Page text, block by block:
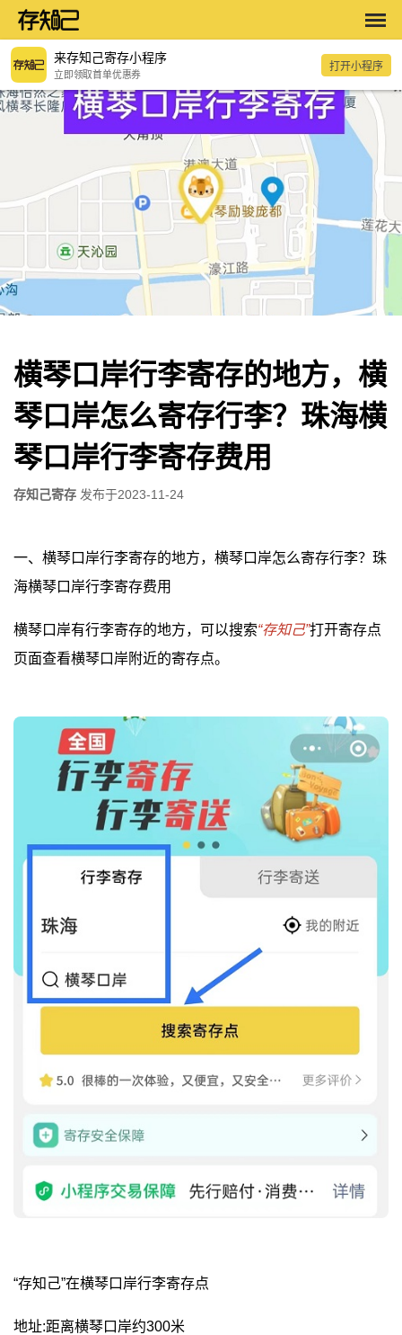
来存知己寄存小程序
立即领取首单优惠券
打开小程序
横琴口岸行李寄存的地方，横
琴口岸怎么寄存行李？珠海横
琴口岸行李寄存费用
存知己寄存 发布于2023-11-24
一、横琴口岸行李寄存的地方，横琴口岸怎么寄存行李？珠
海横琴口岸行李寄存费用
横琴口岸有行李寄存的地方，可以搜索“存知己”打开寄存点
页面查看横琴口岸附近的寄存点。
“存知己”在横琴口岸行李寄存点
地址:距离横琴口岸约300米